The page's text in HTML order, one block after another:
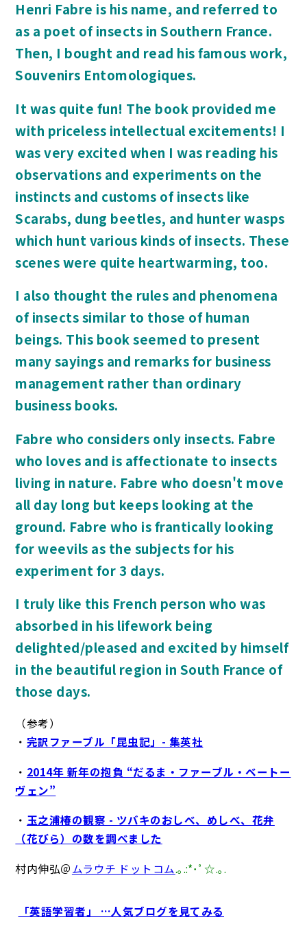
Henri Fabre is his name, and referred to
as a poet of insects in Southern France.
Then, I bought and read his famous work,
Souvenirs Entomologiques.
It was quite fun! The book provided me
with priceless intellectual excitements! I
was very excited when I was reading his
observations and experiments on the
instincts and customs of insects like
Scarabs, dung beetles, and hunter wasps
which hunt various kinds of insects. These
scenes were quite heartwarming, too.
I also thought the rules and phenomena
of insects similar to those of human
beings. This book seemed to present
many sayings and remarks for business
management rather than ordinary
business books.
Fabre who considers only insects. Fabre
who loves and is affectionate to insects
living in nature. Fabre who doesn't move
all day long but keeps looking at the
ground. Fabre who is frantically looking
for weevils as the subjects for his
experiment for 3 days.
I truly like this French person who was
absorbed in his lifework being
delighted/pleased and excited by himself
in the beautiful region in South France of
those days.
（参考）
・ 完訳ファーブル「昆虫記」- 集英社
・ 2014年 新年の抱負 “だるま・ファーブル・ベートー
ヴェン”
・ 玉之浦椿の観察 - ツバキのおしべ、めしべ、花弁
（花びら）の数を調べました
村内伸弘＠ムラウチ ドットコム.｡.:*･ﾟ☆.｡.
「英語学習者」 …人気ブログを見てみる